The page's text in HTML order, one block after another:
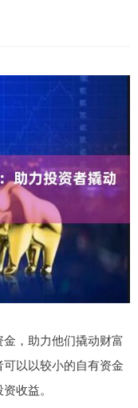
，助力他们撬动财富
以以较小的自有资金
收益。